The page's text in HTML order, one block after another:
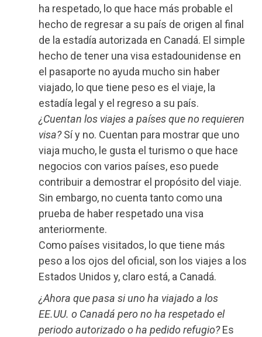
ha respetado, lo que hace más probable el
hecho de regresar a su país de origen al final
de la estadía autorizada en Canadá. El simple
hecho de tener una visa estadounidense en
el pasaporte no ayuda mucho sin haber
viajado, lo que tiene peso es el viaje, la
estadía legal y el regreso a su país.
¿Cuentan los viajes a países que no requieren
visa?Sí y no. Cuentan para mostrar que uno
viaja mucho, le gusta el turismo o que hace
negocios con varios países, eso puede
contribuir a demostrar el propósito del viaje.
Sin embargo, no cuenta tanto como una
prueba de haber respetado una visa
anteriormente.
Como países visitados, lo que tiene más
peso a los ojos del oficial, son los viajes a los
Estados Unidos y, claro está, a Canadá.
¿Ahora que pasa si uno ha viajado a los
EE.UU. o Canadá pero no ha respetado el
periodo autorizado o ha pedido refugio?Es